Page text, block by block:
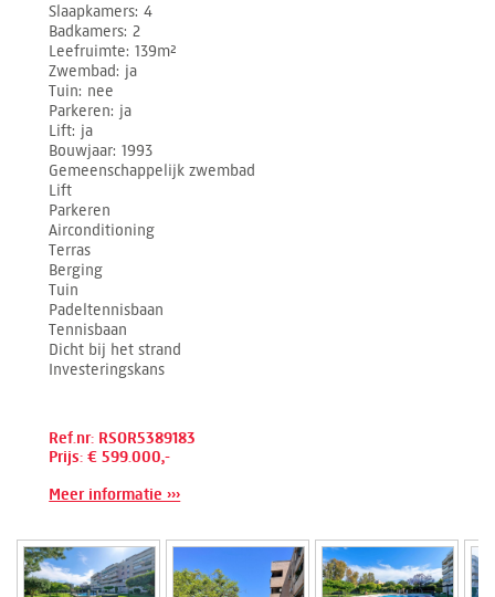
Slaapkamers 4
Badkamers 2
Leefruimte 139m²
Zwembad ja
Tuin nee
Parkeren ja
Lift ja
Bouwjaar 1993
Gemeenschappelijk zwembad
Lift
Parkeren
Airconditioning
Terras
Berging
Tuin
Padeltennisbaan
Tennisbaan
Dicht bij het strand
Investeringskans
Ref.nr: RSOR5389183
Prijs: € 599.000,-
Meer informatie ›››